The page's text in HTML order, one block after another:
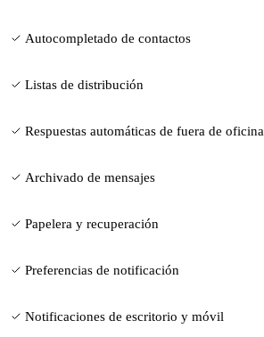
Autocompletado de contactos
Listas de distribución
Respuestas automáticas de fuera de oficina
Archivado de mensajes
Papelera y recuperación
Preferencias de notificación
Notificaciones de escritorio y móvil